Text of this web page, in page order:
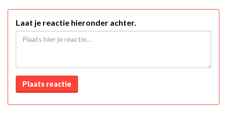
Laat je reactie hieronder achter.
Plaats reactie